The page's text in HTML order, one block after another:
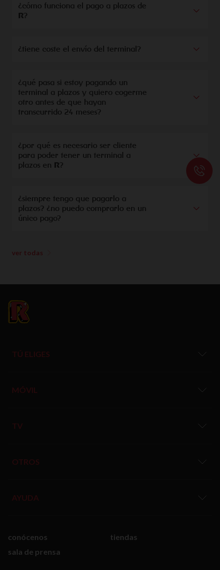
¿cómo funciona el pago a plazos de
R?
¿tiene coste el envío del terminal?
¿qué pasa si estoy pagando un
terminal a plazos y quiero cogerme
otro antes de que hayan
transcurrido 24 meses?
¿por qué es necesario ser cliente
para poder tener un terminal a
plazos en R?
¿siempre tengo que pagarlo a
plazos? ¿no puedo comprarlo en un
único pago?
ver todas
TÚ ELIGES
MÓVIL
TV
OTROS
AYUDA
conócenos
tiendas
sala de prensa